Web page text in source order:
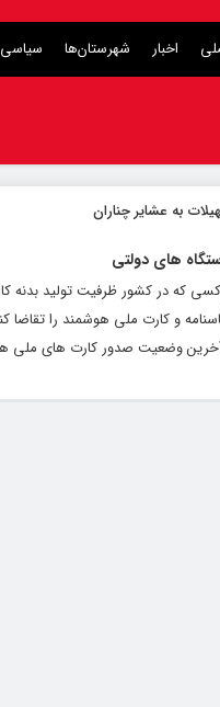
اخبار شهرستان‌ها سیاسی
های دولتی
کسی که در کشور ظرفیت تولید
و کارت ملی هوشمند را تقاضا
وضعیت صدور کارت های ملی هوشمند